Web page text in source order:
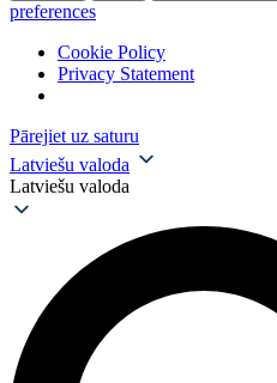
preferences
Cookie Policy
Privacy Statement
Pārejiet uz saturu
Latviešu valoda
Latviešu valoda